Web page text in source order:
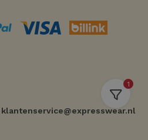
1
klantenservice@expresswear.nl